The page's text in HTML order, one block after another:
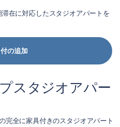
在に対応したスタジオアパートを
付の追加
スタジオアパー
完全に家具付きのスタジオアパート